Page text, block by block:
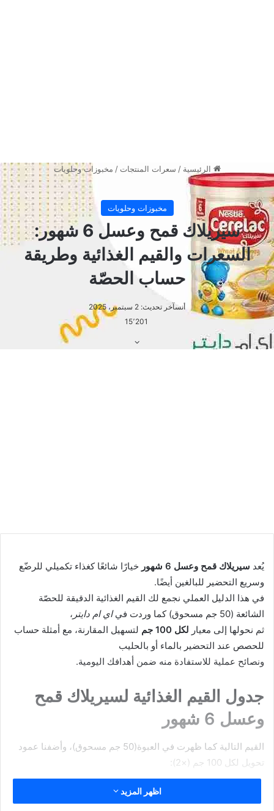
متوسط وزنها30 جرام تقريباً
) بأنها منخفضة
السعرات مقارنة بأنواع التوست الأبيض التجاري.
تحتوي الشريحة الواحدة على
73 سعرة حرارية
فقط. وهذا الرقم الممتاز يسمح لك بتناول
شريحتين في وجبة الإفطار (بإجمالي 146 سعرة)
دون الشعور بتأنيب الضمير.
كيف تتوزع هذه السعرات (الماكروز) داخل
الشريحة؟تعتمد طاقة هذا التوست بشكل أساسي
الكربوهيدرات الإجمالية: 13 جرام
(وهي تشكل